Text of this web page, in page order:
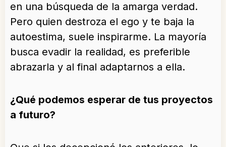
en una búsqueda de la amarga verdad.
Pero quien destroza el ego y te baja la
autoestima, suele inspirarme. La mayoría
busca evadir la realidad, es preferible
abrazarla y al final adaptarnos a ella.
¿Qué podemos esperar de tus proyectos
a futuro?